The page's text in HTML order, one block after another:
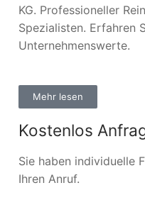
KG. Professioneller
Spezialisten. Erfahren
Unternehmenswerte.
Mehr lesen
Kostenlos
Sie haben individuelle
Ihren Anruf.